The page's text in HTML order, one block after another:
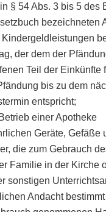
§ 54 Abs. 3 bis 5 des
bezeichneten
Kindergeldleistungen
der dem der
Teil der Einkünfte
bis zu dem
entspricht;
einer Apotheke
Geräte, Gefäße
die zum Gebrauch
Familie in der Kirche
sonstigen
Andacht